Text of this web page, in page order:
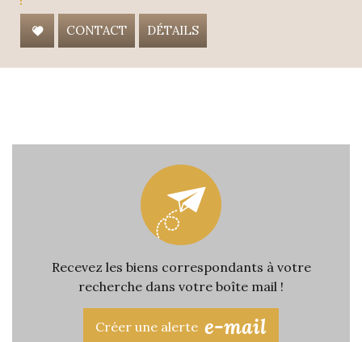
CONTACT DÉTAILS
Recevez les biens correspondants à votre
recherche dans votre boîte mail !
Créer une alerte e-mail